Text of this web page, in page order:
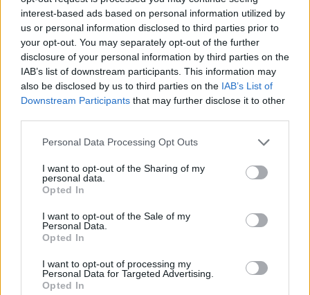
interest-based ads based on personal information utilized by
us or personal information disclosed to third parties prior to
your opt-out. You may separately opt-out of the further
disclosure of your personal information by third parties on the
IAB’s list of downstream participants. This information may
also be disclosed by us to third parties on the IAB’s List of
Downstream Participants that may further disclose it to other
Personal Data Processing Opt Outs
I want to opt-out of the Sharing of my
personal data.
Opted In
I want to opt-out of the Sale of my
Personal Data.
Opted In
I want to opt-out of processing my
Personal Data for Targeted Advertising.
Opted In
U
N
A
A
U
N
L
U N
A
C
U A
N
C
L A
N
U N
A
U P
A
U N
U C A
BUSCAR MÁS